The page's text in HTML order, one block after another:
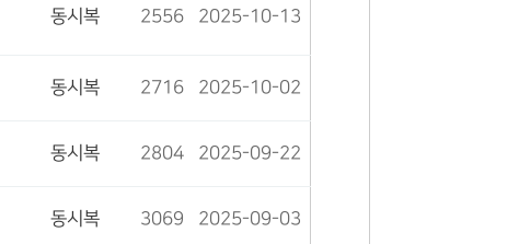
동시복 2556 2025-10-13
동시복 2716 2025-10-02
동시복 2804 2025-09-22
동시복 3069 2025-09-03